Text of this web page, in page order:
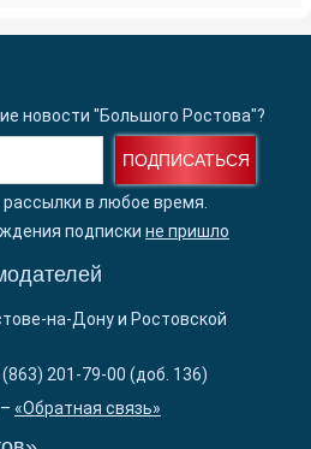
новости "Большого Ростова"?
ПОДПИСАТЬСЯ
в любое время.
подписки не пришло
на-Дону и Ростовской
201-79-00 (доб. 136)
«Обратная связь»